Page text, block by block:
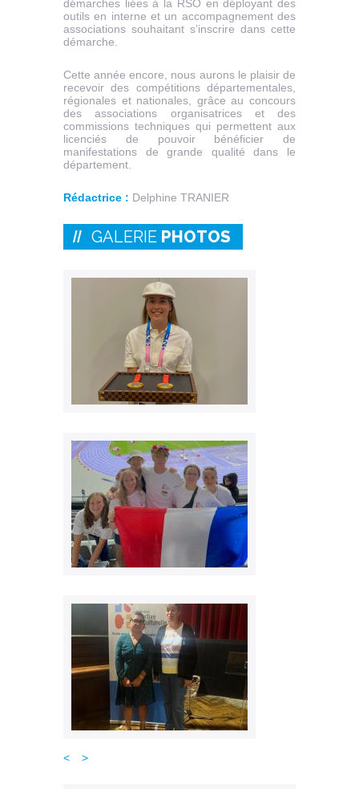
démarches liées à la RSO en déployant des
outils en interne et un accompagnement des
associations souhaitant s’inscrire dans cette
démarche.
Cette année encore, nous aurons le plaisir de
recevoir des compétitions départementales,
régionales et nationales, grâce au concours
des associations organisatrices et des
commissions techniques qui permettent aux
licenciés de pouvoir bénéficier de
manifestations de grande qualité dans le
département.
Rédactrice : Delphine TRANIER
GALERIE PHOTOS
< >